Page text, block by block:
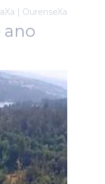
| OurenseXa
ano